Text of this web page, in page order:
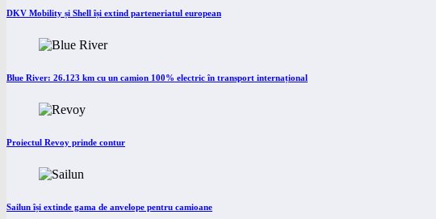
DKV Mobility și Shell își extind parteneriatul european
Blue River: 26.123 km cu un camion 100% electric în transport internațional
Proiectul Revoy prinde contur
Sailun își extinde gama de anvelope pentru camioane